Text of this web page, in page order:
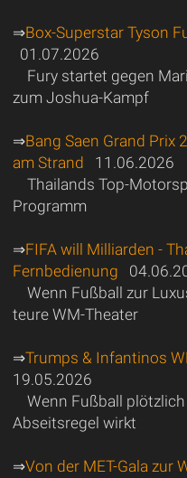
⇒Box-Superstar Tyson
01.07.2026
Fury startet gegen
zum Joshua-Kampf
⇒Bang Saen Grand Prix
am Strand 11.06.2026
Thailands Top-
Programm
⇒FIFA will Milliarden -
Fernbedienung
Wenn Fußball zur
teure WM-Theater
⇒Trumps & Infantinos
19.05.2026
Wenn Fußball
Abseitsregel wirkt
⇒Von der MET-Gala zur